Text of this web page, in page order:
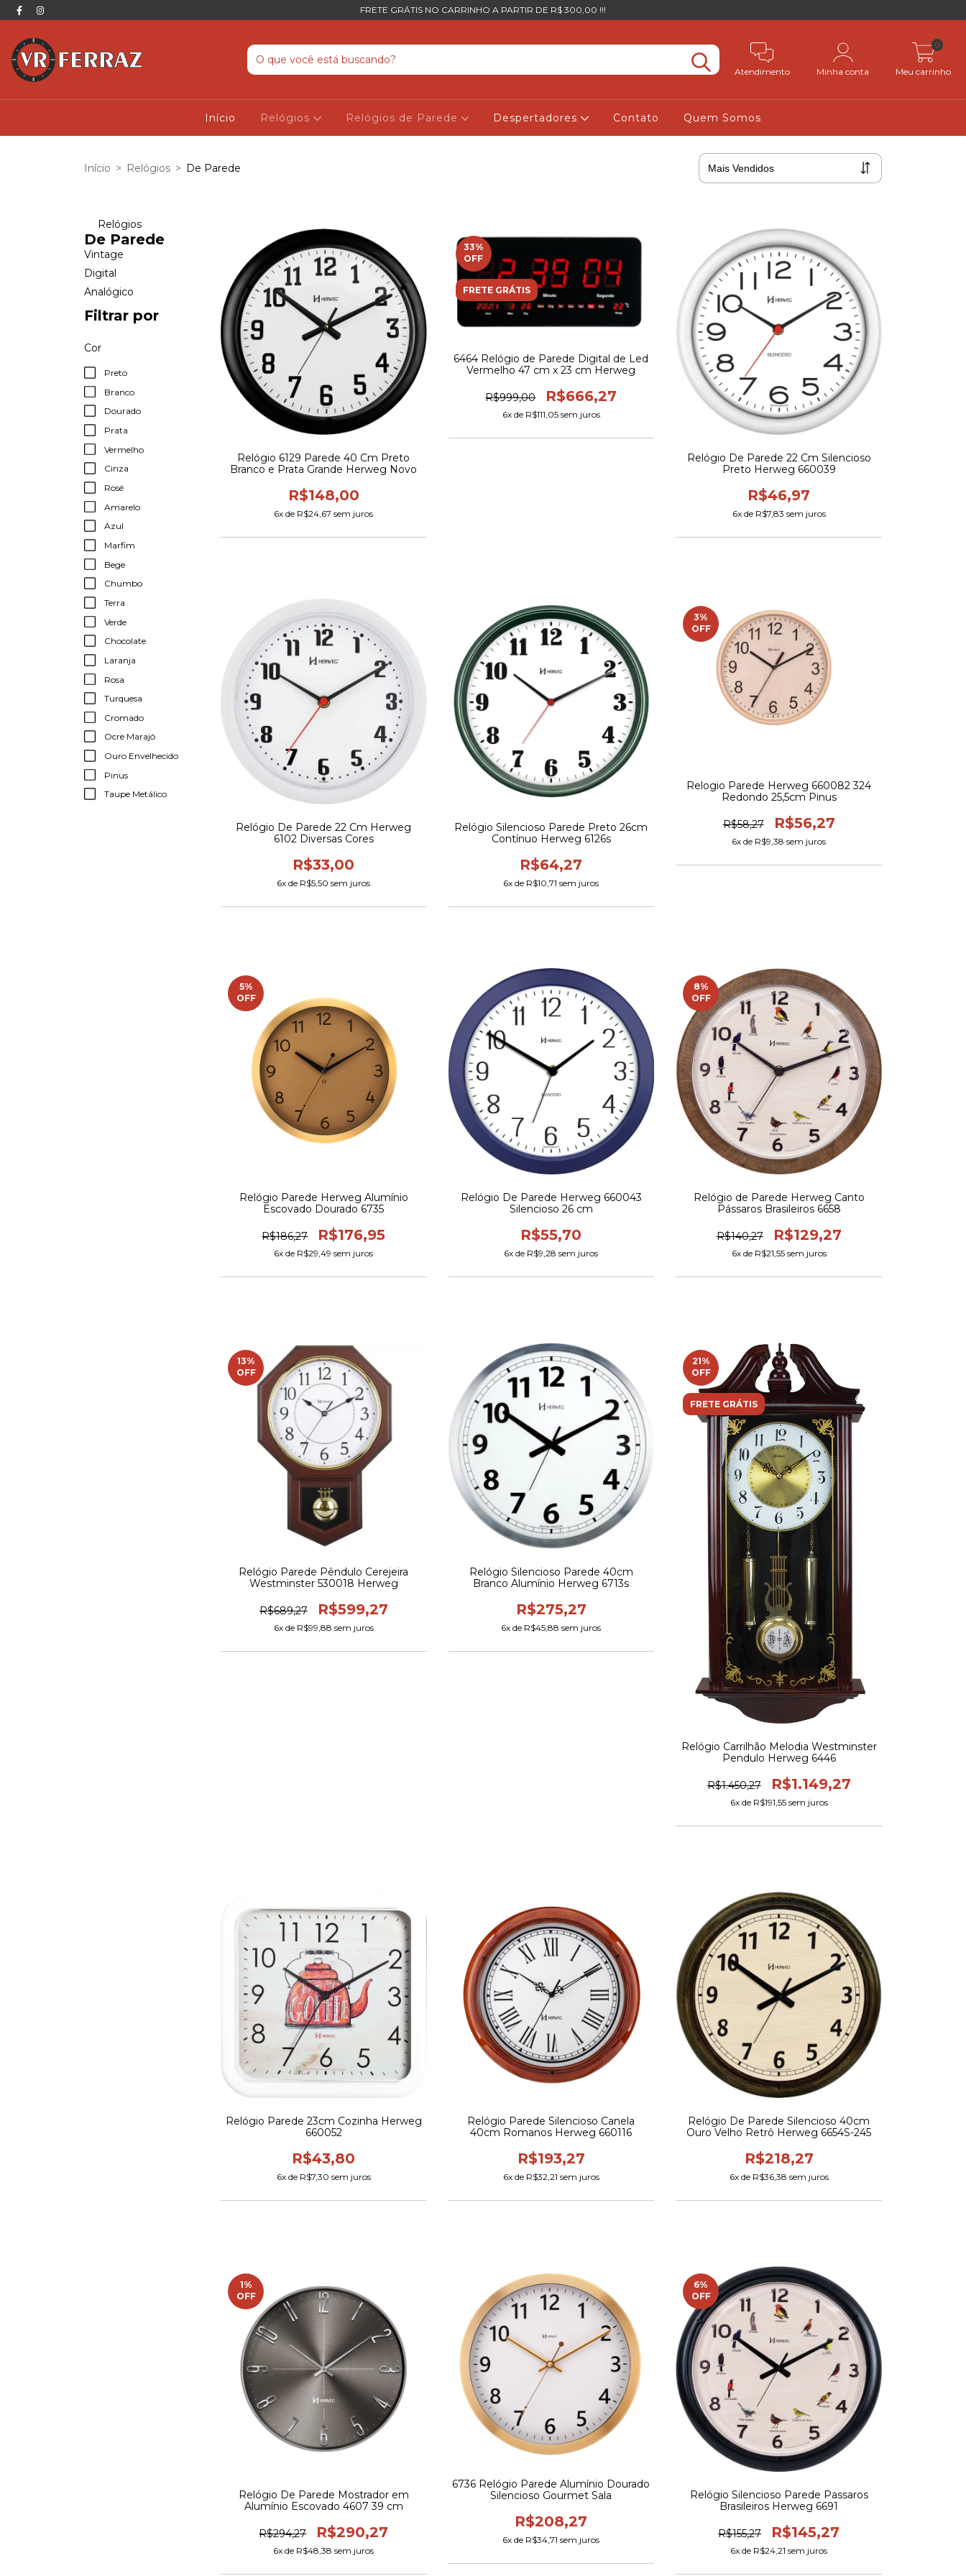
FRETE GRÁTIS NO CARRINHO A PARTIR DE R$ 300,00 !!!
Atendimento Minha conta Meu carrinho
0
Início Relógios Relógios de Parede Despertadores Contato Quem Somos
Início > Relógios > De Parede
Relógios
De Parede
Vintage
Digital
Analógico
Filtrar por
Cor
Preto
Branco
Dourado
Prata
Vermelho
Cinza
Rosé
Amarelo
Azul
Marfim
Bege
Chumbo
Terra
Verde
Chocolate
Laranja
Rosa
Turquesa
Cromado
Ocre Marajó
Ouro Envelhecido
Pinus
Taupe Metálico
Relógio 6129 Parede 40 Cm Preto
Branco e Prata Grande Herweg Novo
R$148,00
6x de R$24,67 sem juros
33%
OFF
FRETE GRÁTIS
6464 Relógio de Parede Digital de Led
Vermelho 47 cm x 23 cm Herweg
R$999,00 R$666,27
6x de R$111,05sem juros
Relógio De Parede 22 Cm Silencioso
Preto Herweg 660039
R$46,97
6x de R$7,83 sem juros
Relógio De Parede 22 Cm Herweg
6102 Diversas Cores
R$33,00
6x de R$5,50 sem juros
Relógio Silencioso Parede Preto 26cm
Contínuo Herweg 6126s
R$64,27
6x de R$10,71 sem juros
3%
OFF
Relogio Parede Herweg 660082 324
Redondo 25,5cm Pinus
R$58,27 R$56,27
6x de R$9,38 sem juros
5%
OFF
Relógio Parede Herweg Alumínio
Escovado Dourado 6735
R$186,27 R$176,95
6x de R$29,49 sem juros
Relógio De Parede Herweg 660043
Silencioso 26 cm
R$55,70
6x de R$9,28 sem juros
8%
OFF
Relógio de Parede Herweg Canto
Pássaros Brasileiros 6658
R$140,27 R$129,27
6x de R$21,55sem juros
13%
OFF
Relógio Parede Pêndulo Cerejeira
Westminster 530018 Herweg
R$689,27 R$599,27
6x de R$99,88 sem juros
Relógio Silencioso Parede 40cm
Branco Alumínio Herweg 6713s
R$275,27
6x de R$45,88 sem juros
21%
OFF
FRETE GRÁTIS
Relógio Carrilhão Melodia Westminster
Pendulo Herweg 6446
R$1.450,27 R$1.149,27
6x de R$191,55sem juros
Relógio Parede 23cm Cozinha Herweg
660052
R$43,80
6x de R$7,30 sem juros
Relógio Parede Silencioso Canela
40cm Romanos Herweg 660116
R$193,27
6x de R$32,21 sem juros
Relógio De Parede Silencioso 40cm
Ouro Velho Retrô Herweg 6654S-245
R$218,27
6x de R$36,38 sem juros
1%
OFF
Relógio De Parede Mostrador em
Alumínio Escovado 4607 39 cm
R$294,27 R$290,27
6x de R$48,38 sem juros
6736 Relógio Parede Alumínio Dourado
Silencioso Gourmet Sala
R$208,27
6x de R$34,71 sem juros
6%
OFF
Relógio Silencioso Parede Passaros
Brasileiros Herweg 6691
R$155,27 R$145,27
6x de R$24,21 sem juros